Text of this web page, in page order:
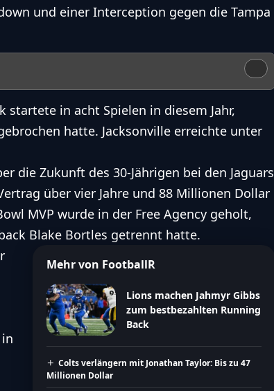
und einer Interception gegen die Tampa
startete in acht Spielen in diesem Jahr,
hatte. Jacksonville erreichte unter
die Zukunft des 30-Jährigen bei den Jaguars
über vier Jahre und 88 Millionen Dollar
MVP wurde in der Free Agency geholt,
Blake Bortles getrennt hatte.
Mehr von FootballR
Lions machen Jahmyr Gibbs
zum bestbezahlten Running
Back
Colts verlängern mit Jonathan Taylor: Bis zu 47
Millionen Dollar